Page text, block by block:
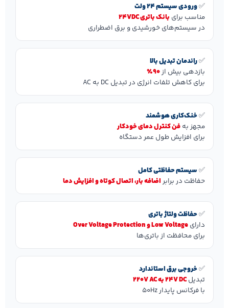
✅ورودی سیستم 24 ولت
مناسب برای بانک باتری 24VDC
در سیستم‌های خورشیدی و برق اضطراری
✅راندمان تبدیل بالا
بازدهی بیش از90٪
برای کاهش تلفات انرژی در تبدیل DC به AC
✅خنک‌کاری هوشمند
مجهز بهفن کنترل دمای خودکار
برای افزایش طول عمر دستگاه
✅سیستم حفاظتی کامل
حفاظت در برابر اضافه بار، اتصال کوتاه و افزایش دما
✅حفاظت ولتاژ باتری
دارایLow Voltage و Over Voltage Protection
برای محافظت از باتری‌ها
✅خروجی برق استاندارد
تبدیل24V DC به 220V AC
با فرکانس پایدار 50Hz